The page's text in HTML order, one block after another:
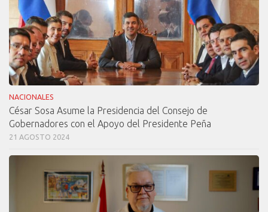
NACIONALES
César Sosa Asume la Presidencia del Consejo de
Gobernadores con el Apoyo del Presidente Peña
21 AGOSTO 2024